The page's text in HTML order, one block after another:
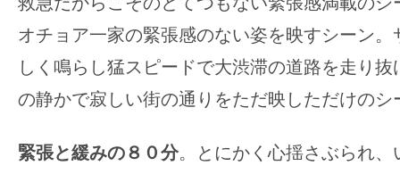
オチョア一家の緊張感のない姿を映すシーン
しく鳴らし猛スピードで大渋滞の道路を走り
の静かで寂しい街の通りをただ映しただけのシ
緊張と緩みの８０分。とにかく心揺さぶられ、